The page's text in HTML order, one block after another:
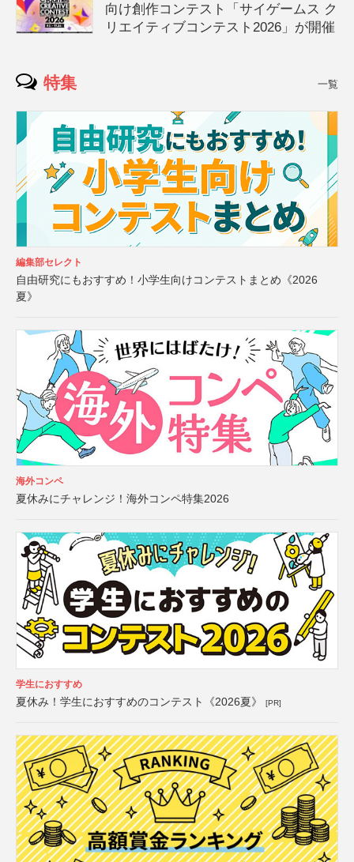
向け創作コンテスト「サイゲームス ク
リエイティブコンテスト2026」が開催
特集 一覧
編集部セレクト
自由研究にもおすすめ！小学生向けコンテストまとめ《2026
夏》
海外コンペ
夏休みにチャレンジ！海外コンペ特集2026
学生におすすめ
夏休み！学生におすすめのコンテスト《2026夏》 [PR]